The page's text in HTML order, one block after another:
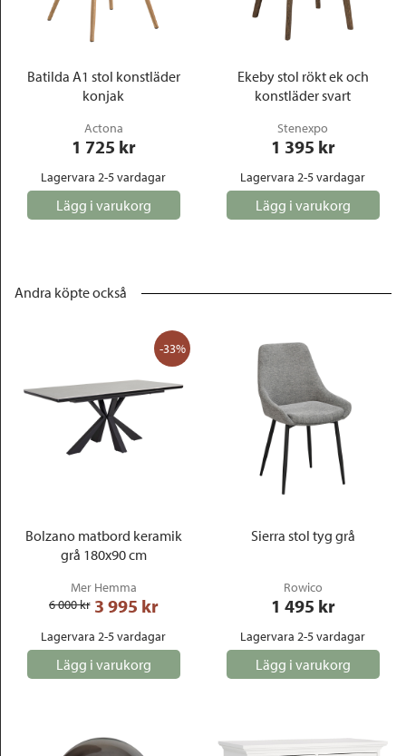
Batilda A1 stol konstläder
konjak
Actona
1 725 kr
Lagervara 2-5 vardagar
Lägg i varukorg
Ekeby stol rökt ek och
konstläder svart
Stenexpo
1 395 kr
Lagervara 2-5 vardagar
Lägg i varukorg
Andra köpte också
-33%
Bolzano matbord keramik
grå 180x90 cm
Mer Hemma
6 000 kr 3 995 kr
Lagervara 2-5 vardagar
Lägg i varukorg
Sierra stol tyg grå
Rowico
1 495 kr
Lagervara 2-5 vardagar
Lägg i varukorg